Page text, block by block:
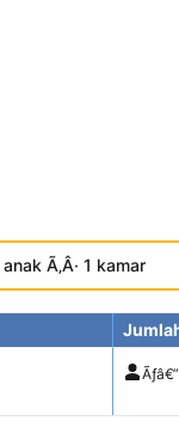
Ã‚Â· 1 kamar
Ãƒâ€”